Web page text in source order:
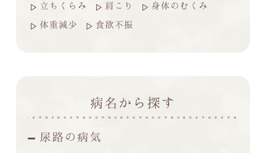
立ちくらみ
肩こり
身体のむくみ
体重減少
食欲不振
病名から探す
尿路の病気